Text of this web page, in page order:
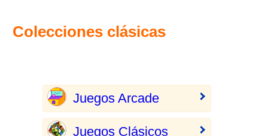
Colecciones clásicas
Juegos Arcade
Juegos Clásicos